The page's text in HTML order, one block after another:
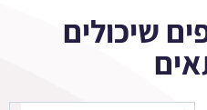
שיכולים